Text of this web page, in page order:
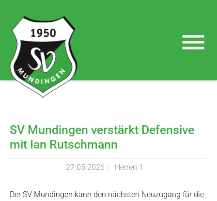
SV Mundingen verstärkt Defensive
mit Ian Rutschmann
27.05.2026 Herren 1
Der SV Mundingen kann den nächsten Neuzugang für die